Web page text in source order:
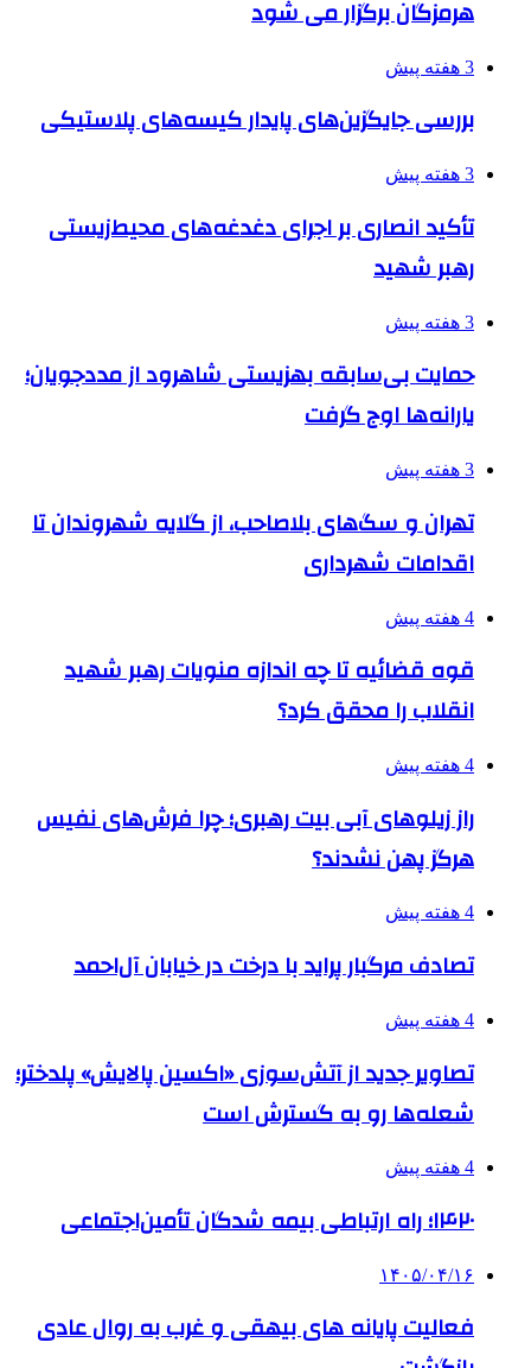
هرمزگان برگزار می شود
3 هفته پیش
بررسی جایگزین‌های پایدار کیسه‌های پلاستیکی
3 هفته پیش
تأکید انصاری بر اجرای دغدغه‌های محیط‌زیستی
رهبر شهید
3 هفته پیش
حمایت بی‌سابقه بهزیستی شاهرود از مددجویان؛
یارانه‌ها اوج گرفت
3 هفته پیش
تهران و سگ‌های بلاصاحب، از گلایه شهروندان تا
اقدامات شهرداری
4 هفته پیش
قوه قضائیه تا چه اندازه منویات رهبر شهید
انقلاب را محقق کرد؟
4 هفته پیش
راز زیلوهای آبی بیت رهبری؛ چرا فرش‌های نفیس
هرگز پهن نشدند؟
4 هفته پیش
تصادف مرگبار پراید با درخت در خیابان آل‌احمد
4 هفته پیش
تصاویر جدید از آتش‌سوزی «اکسین پالایش» پلدختر؛
شعله‌ها رو به گسترش است
4 هفته پیش
۱۴۲۰؛ راه ارتباطی بیمه شدگان تأمین‌اجتماعی
۱۴۰۵/۰۴/۱۶
فعالیت پایانه های بیهقی و غرب به روال عادی